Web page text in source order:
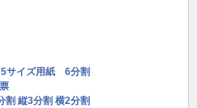
サイズ用紙 6分割
割 縦3分割 横2分割